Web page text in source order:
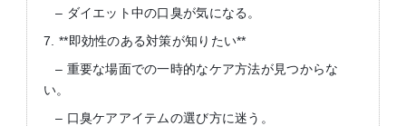
– ダイエット中の口臭が気になる。
7. **即効性のある対策が知りたい**
– 重要な場面での一時的なケア方法が見つからな
い。
– 口臭ケアアイテムの選び方に迷う。